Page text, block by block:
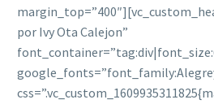
por Ivy Ota Calejon”